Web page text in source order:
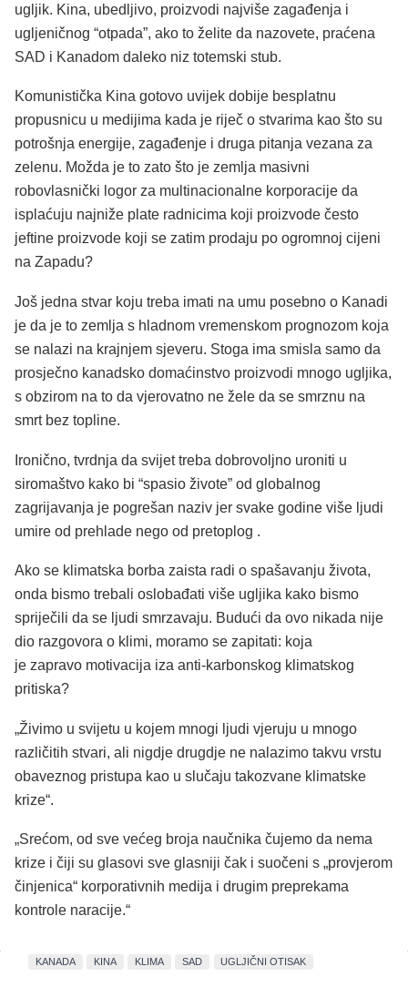
ugljik. Kina, ubedljivo, proizvodi najviše zagađenja i
ugljeničnog “otpada”, ako to želite da nazovete, praćena
SAD i Kanadom daleko niz totemski stub.
Komunistička Kina gotovo uvijek dobije besplatnu
propusnicu u medijima kada je riječ o stvarima kao što su
potrošnja energije, zagađenje i druga pitanja vezana za
zelenu. Možda je to zato što je zemlja masivni
robovlasnički logor za multinacionalne korporacije da
isplaćuju najniže plate radnicima koji proizvode često
jeftine proizvode koji se zatim prodaju po ogromnoj cijeni
na Zapadu?
Još jedna stvar koju treba imati na umu posebno o Kanadi
je da je to zemlja s hladnom vremenskom prognozom koja
se nalazi na krajnjem sjeveru. Stoga ima smisla samo da
prosječno kanadsko domaćinstvo proizvodi mnogo ugljika,
s obzirom na to da vjerovatno ne žele da se smrznu na
smrt bez topline.
Ironično, tvrdnja da svijet treba dobrovoljno uroniti u
siromaštvo kako bi “spasio živote” od globalnog
zagrijavanja je pogrešan naziv jer svake godine više ljudi
umire od prehlade nego od pretoplog .
Ako se klimatska borba zaista radi o spašavanju života,
onda bismo trebali oslobađati više ugljika kako bismo
spriječili da se ljudi smrzavaju. Budući da ovo nikada nije
dio razgovora o klimi, moramo se zapitati: koja
je zapravo motivacija iza anti-karbonskog klimatskog
pritiska?
„Živimo u svijetu u kojem mnogi ljudi vjeruju u mnogo
različitih stvari, ali nigdje drugdje ne nalazimo takvu vrstu
obaveznog pristupa kao u slučaju takozvane klimatske
krize“.
„Srećom, od sve većeg broja naučnika čujemo da nema
krize i čiji su glasovi sve glasniji čak i suočeni s „provjerom
činjenica“ korporativnih medija i drugim preprekama
kontrole naracije.“
KANADA KINA KLIMA SAD UGLJIČNI OTISAK